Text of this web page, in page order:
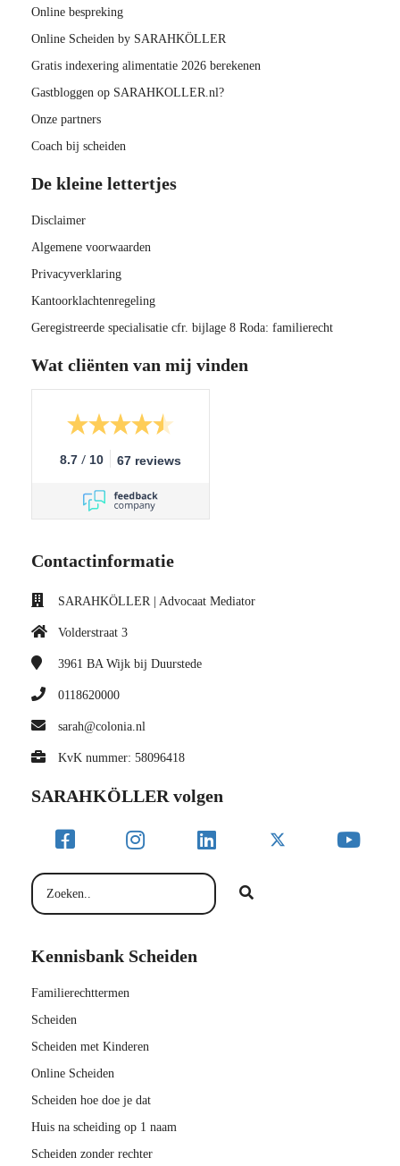
Online bespreking
Online Scheiden by SARAHKÖLLER
Gratis indexering alimentatie 2026 berekenen
Gastbloggen op SARAHKOLLER.nl?
Onze partners
Coach bij scheiden
De kleine lettertjes
Disclaimer
Algemene voorwaarden
Privacyverklaring
Kantoorklachtenregeling
Geregistreerde specialisatie cfr. bijlage 8 Roda: familierecht
Wat cliënten van mij vinden
8.7 / 10 67 reviews
Contactinformatie
SARAHKÖLLER | Advocaat Mediator
Volderstraat 3
3961 BA Wijk bij Duurstede
0118620000
sarah@colonia.nl
KvK nummer: 58096418
SARAHKÖLLER volgen
Kennisbank Scheiden
Familierechttermen
Scheiden
Scheiden met Kinderen
Online Scheiden
Scheiden hoe doe je dat
Huis na scheiding op 1 naam
Scheiden zonder rechter